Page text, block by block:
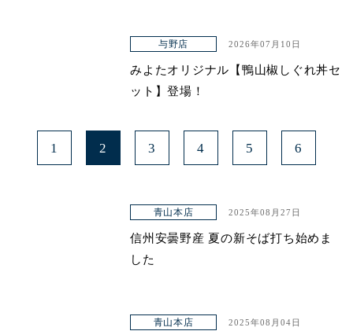
与野店 2026年07月10日
みよたオリジナル【鴨山椒しぐれ丼セ
ット】登場！
1 2 3 4 5 6
青山本店 2025年08月27日
信州安曇野産 夏の新そば打ち始めま
した
青山本店 2025年08月04日